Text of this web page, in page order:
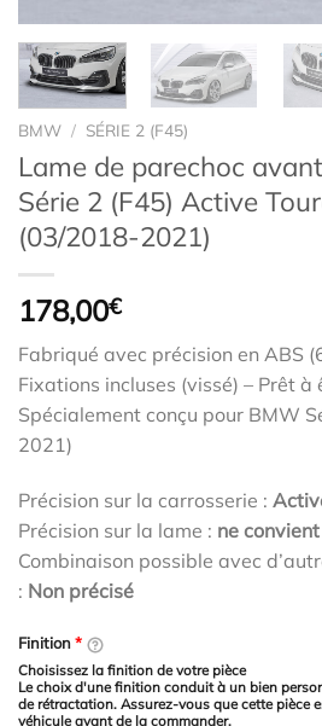
BMW / SÉRIE 2 (F45)
Lame de parechoc
Série 2 (F45) Active
(03/2018-2021)
178,00€
Fabriqué avec précision en ABS
Fixations incluses (vissé) – Prêt à
Spécialement conçu pour BMW
2021)
Précision sur la carrosserie :
Précision sur la lame : ne
Combinaison possible avec
: Non précisé
Finition*
Choisissez la finition de votre pièce
Le choix d'une finition conduit à un bien
de rétractation. Assurez-vous que cette pièce
véhicule avant de la commander.